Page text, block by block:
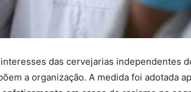
das cervejarias independentes
a organização. A medida foi adotada